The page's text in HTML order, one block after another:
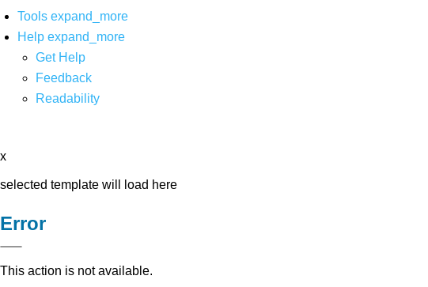
Tools expand_more
Help expand_more
Get Help
Feedback
Readability
x
selected template will load here
Error
This action is not available.